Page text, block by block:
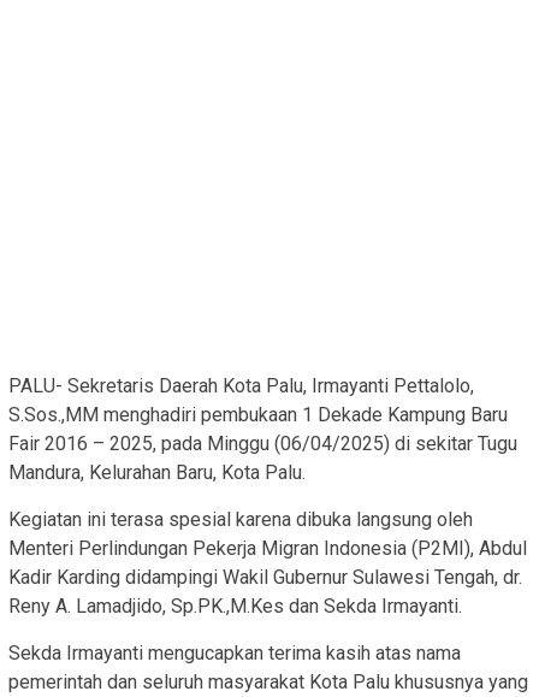
PALU- Sekretaris Daerah Kota Palu, Irmayanti Pettalolo,
S.Sos.,MM menghadiri pembukaan 1 Dekade Kampung Baru
Fair 2016 – 2025, pada Minggu (06/04/2025) di sekitar Tugu
Mandura, Kelurahan Baru, Kota Palu.
Kegiatan ini terasa spesial karena dibuka langsung oleh
Menteri Perlindungan Pekerja Migran Indonesia (P2MI), Abdul
Kadir Karding didampingi Wakil Gubernur Sulawesi Tengah, dr.
Reny A. Lamadjido, Sp.PK.,M.Kes dan Sekda Irmayanti.
Sekda Irmayanti mengucapkan terima kasih atas nama
pemerintah dan seluruh masyarakat Kota Palu khususnya yang